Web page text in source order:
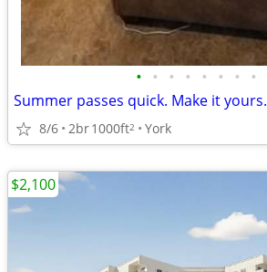
• • • • • • • •
Summer passes quick. Make it yours.
8/6 2br1000ft2 York
$2,100